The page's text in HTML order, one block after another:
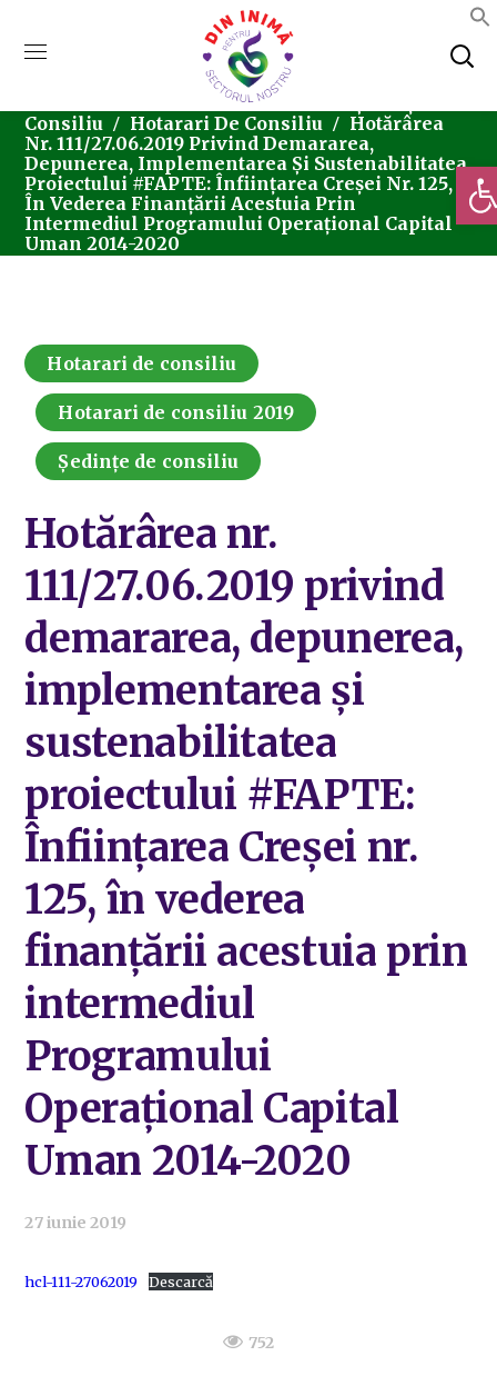
Consiliul Local Sector 5
Consiliu
Hotarari De Consiliu
Hotărârea
Nr. 111/27.06.2019 Privind Demararea,
Depunerea, Implementarea Și Sustenabilitatea
Proiectului #FAPTE: Înființarea Creșei Nr. 125,
În Vederea Finanțării Acestuia Prin
Intermediul Programului Operațional Capital
Uman 2014-2020
Hotarari de consiliu
Hotarari de consiliu 2019
Ședințe de consiliu
Hotărârea nr.
111/27.06.2019 privind
demararea, depunerea,
implementarea și
sustenabilitatea
proiectului #FAPTE:
Înființarea Creșei nr.
125, în vederea
finanțării acestuia prin
intermediul
Programului
Operațional Capital
Uman 2014-2020
27 iunie 2019
hcl-111-27062019 Descarcă
752